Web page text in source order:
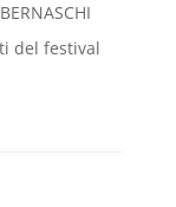
del festival